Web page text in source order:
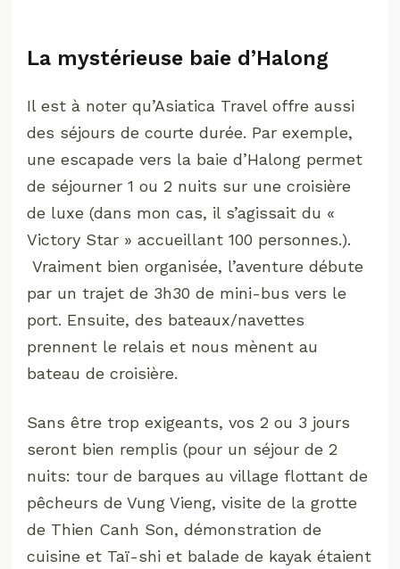
La mystérieuse baie d’Halong
Il est à noter qu’Asiatica Travel offre aussi
des séjours de courte durée. Par exemple,
une escapade vers la baie d’Halong permet
de séjourner 1 ou 2 nuits sur une croisière
de luxe (dans mon cas, il s’agissait du «
Victory Star » accueillant 100 personnes.).
Vraiment bien organisée, l’aventure débute
par un trajet de 3h30 de mini-bus vers le
port. Ensuite, des bateaux/navettes
prennent le relais et nous mènent au
bateau de croisière.
Sans être trop exigeants, vos 2 ou 3 jours
seront bien remplis (pour un séjour de 2
nuits: tour de barques au village flottant de
pêcheurs de Vung Vieng, visite de la grotte
de Thien Canh Son, démonstration de
cuisine et Taï-shi et balade de kayak étaient